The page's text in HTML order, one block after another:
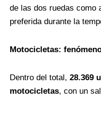
de las dos ruedas como
preferida durante la
Motocicletas:
Dentro del total, 28.369
motocicletas, con un